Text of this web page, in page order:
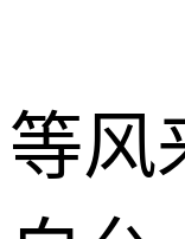
等风